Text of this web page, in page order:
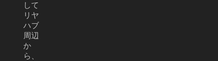
して
リヤ
ハブ
周辺
か
ら、